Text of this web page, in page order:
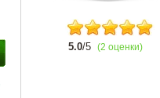
5.0/5 (2 оценки)